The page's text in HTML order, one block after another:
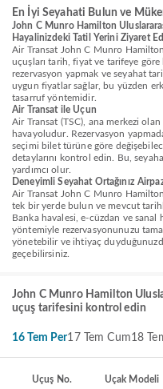
En İyi Seyahati Bulun ve
John C Munro Hamilton
Hayalinizdeki Tatil Yerini Ziyaret
Air Transat John C Munro Hamilton
uçuşları tarih, fiyat ve tarifeye göre
rezervasyon yapmak ve seyahat
uygun fiyatlar sağlar, bu yüzden
tasarruf yöntemidir.
Air Transat ile Uçun
Air Transat (TSC), ana merkezi
havayoludur. Rezervasyon
seçimi bilet türüne göre
detaylarını kontrol edin. Bu,
yardımcı olur.
Deneyimli Seyahat Ortağınız
Air Transat John C Munro Hamilton
tek bir yerde bulun ve mevcut
Banka havalesi, e-cüzdan ve
yöntemiyle rezervasyonunuzu
yönetebilir ve ihtiyaç
geçebilirsiniz.
John C Munro Hamilton
uçuş tarifesini kontrol edin
16 Tem Per17 Tem Cum18
Uçuş No. Uçak Modeli